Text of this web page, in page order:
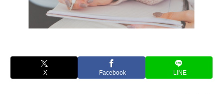
X Facebook LINE